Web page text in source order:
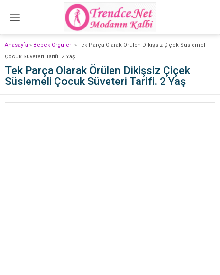
Anasayfa » Bebek Örgüleri » Tek Parça Olarak Örülen Dikişsiz Çiçek Süslemeli
Çocuk Süveteri Tarifi. 2 Yaş
Tek Parça Olarak Örülen Dikişsiz Çiçek
Süslemeli Çocuk Süveteri Tarifi. 2 Yaş